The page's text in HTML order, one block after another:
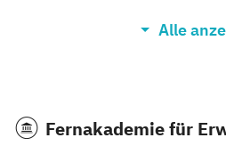
Geprüfte/r
Palliativbegleiter/in (Fernlehrgang)
Alle
Fernakademie für